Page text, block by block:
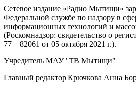
Сетевое издание «Радио Мытищи»
Федеральной службе по надзору в
информационных технологий и
(Роскомнадзор: свидетельство о
77 – 82061 от 05 октября 2021 г.).
Учредитель МАУ "ТВ Мытищи"
Главный редактор Крючкова Анна